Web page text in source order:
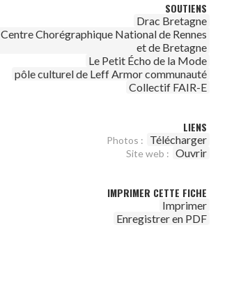
SOUTIENS
Drac Bretagne
Centre Chorégraphique National de Rennes
et de Bretagne
Le Petit Écho de la Mode
pôle culturel de Leff Armor communauté
Collectif FAIR-E
LIENS
Photos : Télécharger
Site web : Ouvrir
IMPRIMER CETTE FICHE
Imprimer
Enregistrer en PDF